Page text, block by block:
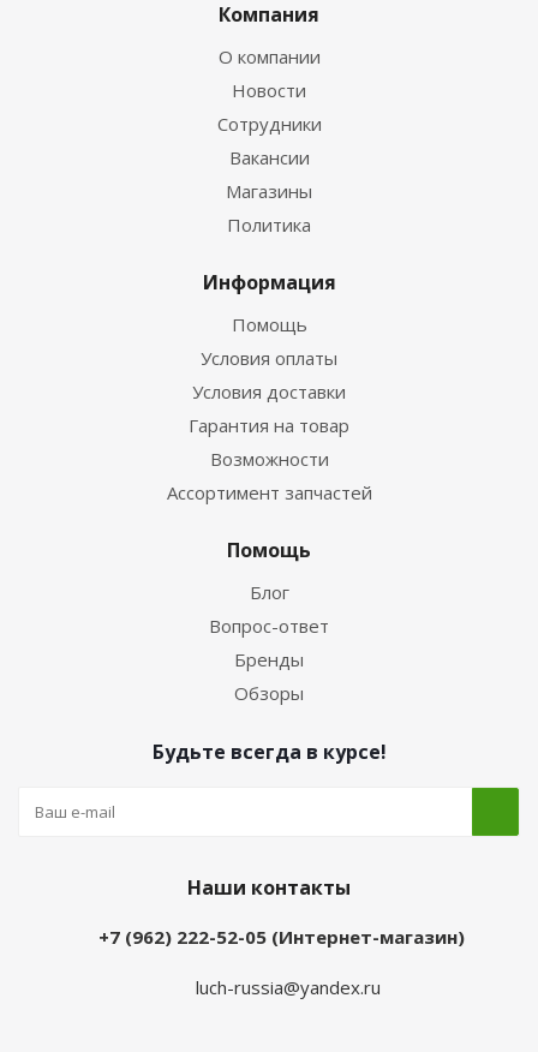
Компания
О компании
Новости
Сотрудники
Вакансии
Магазины
Политика
Информация
Помощь
Условия оплаты
Условия доставки
Гарантия на товар
Возможности
Ассортимент запчастей
Помощь
Блог
Вопрос-ответ
Бренды
Обзоры
Будьте всегда в курсе!
Наши контакты
+7 (962) 222-52-05 (Интернет-магазин)
luch-russia@yandex.ru